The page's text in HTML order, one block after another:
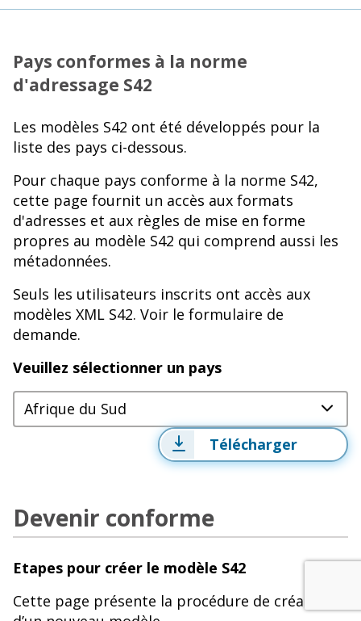
Pays conformes à la norme
d'adressage S42
Les modèles S42 ont été développés pour la
liste des pays ci-dessous.
Pour chaque pays conforme à la norme S42,
cette page fournit un accès aux formats
d'adresses et aux règles de mise en forme
propres au modèle S42 qui comprend aussi les
métadonnées.
Seuls les utilisateurs inscrits ont accès aux
modèles XML S42. Voir le formulaire de
demande.
Veuillez sélectionner un pays
Afrique du Sud
Télécharger
Devenir conforme
Etapes pour créer le modèle S42
Cette page présente la procédure de création